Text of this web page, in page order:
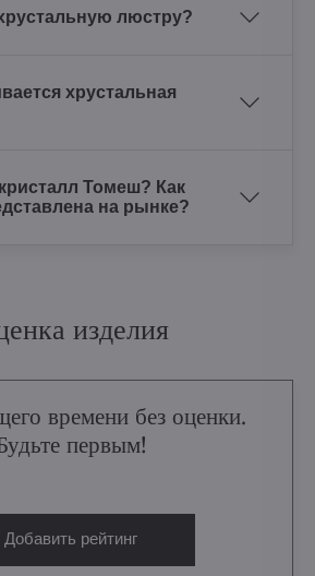
люстру?
хрустальная
Томеш? Как
на рынке?
изделия
времени без оценки.
первым!
Добавить рейтинг